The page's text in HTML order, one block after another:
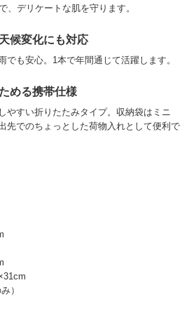
、デリケートな肌を守ります。
候変化にも対応
でも安心。1本で年間通じて活躍します。
める携帯仕様
やすい折りたたみタイプ。収納袋はミニ
先でのちょっとした荷物入れとして便利で
）